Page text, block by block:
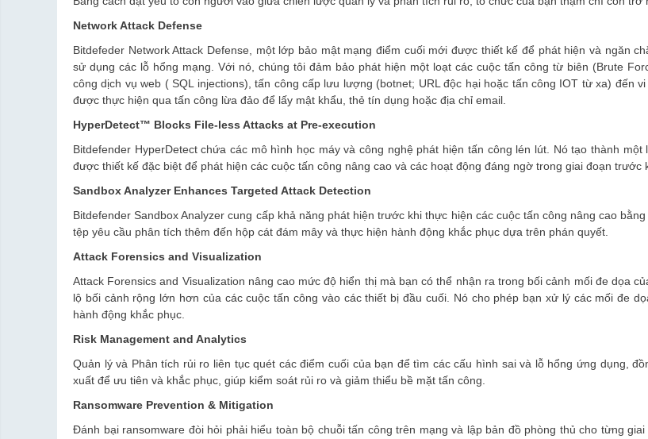
Network Attack Defense
Bitdefeder Network Attack Defense, một lớp bảo mật mạng điểm cuối mới được thiết kế để phát hiện và ngăn
sử dụng các lỗ hổng mạng. Với nó, chúng tôi đảm bảo phát hiện một loạt các cuộc tấn công từ biên (Brute
công dịch vụ web ( SQL injections), tấn công cấp lưu lượng (botnet; URL độc hại hoặc tấn công IOT từ xa) đến
được thực hiện qua tấn công lừa đảo để lấy mật khẩu, thẻ tín dụng hoặc địa chỉ email.
HyperDetect™ Blocks File-less Attacks at Pre-execution
Bitdefender HyperDetect chứa các mô hình học máy và công nghệ phát hiện tấn công lén lút. Nó tạo thành một
được thiết kế đặc biệt để phát hiện các cuộc tấn công nâng cao và các hoạt động đáng ngờ trong giai đoạn trước
Sandbox Analyzer Enhances Targeted Attack Detection
Bitdefender Sandbox Analyzer cung cấp khả năng phát hiện trước khi thực hiện các cuộc tấn công nâng cao
tệp yêu cầu phân tích thêm đến hộp cát đám mây và thực hiện hành động khắc phục dựa trên phán quyết.
Attack Forensics and Visualization
Attack Forensics and Visualization nâng cao mức độ hiển thị mà bạn có thể nhận ra trong bối cảnh mối đe dọa
lộ bối cảnh rộng lớn hơn của các cuộc tấn công vào các thiết bị đầu cuối. Nó cho phép bạn xử lý các mối đe
hành động khắc phục.
Risk Management and Analytics
Quản lý và Phân tích rủi ro liên tục quét các điểm cuối của bạn để tìm các cấu hình sai và lỗ hổng ứng dụng,
xuất để ưu tiên và khắc phục, giúp kiểm soát rủi ro và giảm thiểu bề mặt tấn công.
Ransomware Prevention & Mitigation
Đánh bại ransomware đòi hỏi phải hiểu toàn bộ chuỗi tấn công trên mạng và lập bản đồ phòng thủ cho từng